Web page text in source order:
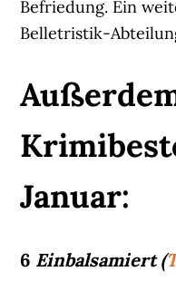
Befriedung. Ein
Belletristik-
Januar:
6 Einbalsamiert (